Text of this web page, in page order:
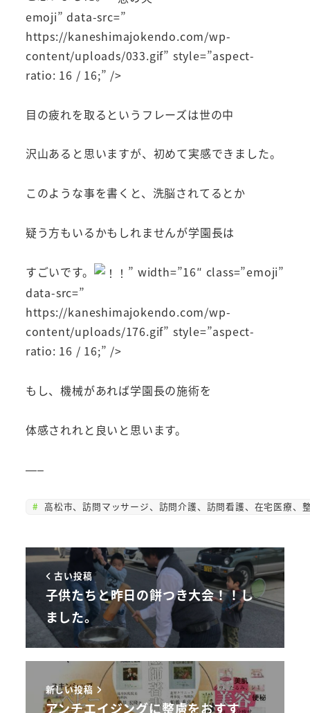
emoji” data-src=”
https://kaneshimajokendo.com/wp-
content/uploads/033.gif” style=”aspect-
ratio: 16 / 16;” />
目の疲れを取るというフレーズは世の中
沢山あると思いますが、初めて実感できました。
このような事を書くと、洗脳されてるとか
疑う方もいるかもしれませんが学園長は
すごいです。
” width=”16″ class=”emoji”
data-src=”
https://kaneshimajokendo.com/wp-
content/uploads/176.gif” style=”aspect-
ratio: 16 / 16;” />
もし、機械があれば学園長の施術を
体感されれと良いと思います。
—–
高松市、訪問マッサージ、訪問介護、訪問看護、在宅医療
古い投稿
子供たちと昨日の餅つき大会！！し
ました。
新しい投稿
アンチエイジングに整膚をおすす